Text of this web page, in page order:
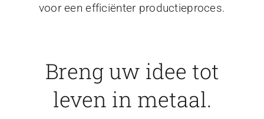
voor een efficiënter productieproces.
Breng uw idee tot
leven in metaal.